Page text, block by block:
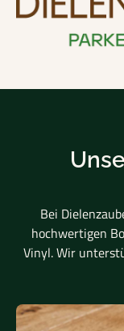
Bei
hochwertigen
Vinyl. Wir